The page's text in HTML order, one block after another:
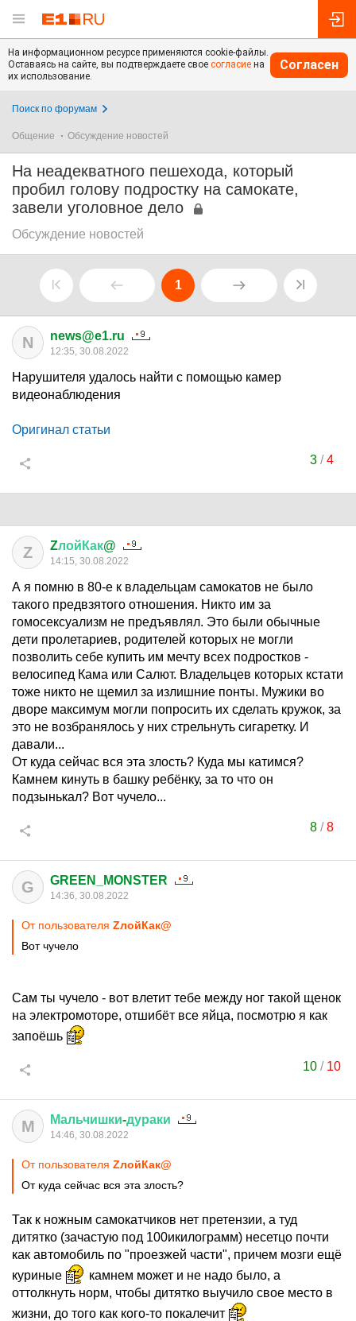
На информационном ресурсе применяются cookie-файлы.
Оставаясь на сайте, вы подтверждаете свое согласие на
их использование.
Согласен
Поиск по форумам
Общение Обсуждение новостей
На неадекватного пешехода, который
пробил голову подростку на самокате,
завели уголовное дело
Обсуждение новостей
1
N news@e1.ru
12:35, 30.08.2022
Нарушителя удалось найти с помощью камер
видеонаблюдения
Оригинал статьи
3/4
Z ZлойКак@
14:15, 30.08.2022
А я помню в 80-е к владельцам самокатов не было
такого предвзятого отношения. Никто им за
гомосексуализм не предъявлял. Это были обычные
дети пролетариев, родителей которых не могли
позволить себе купить им мечту всех подростков -
велосипед Кама или Салют. Владельцев которых кстати
тоже никто не щемил за излишние понты. Мужики во
дворе максимум могли попросить их сделать кружок, за
это не возбранялось у них стрельнуть сигаретку. И
давали...
От куда сейчас вся эта злость? Куда мы катимся?
Камнем кинуть в башку ребёнку, за то что он
подзынькал? Вот чучело...
8/8
G GREEN_MONSTER
14:36, 30.08.2022
От пользователя ZлойКак@
Вот чучело
Сам ты чучело - вот влетит тебе между ног такой щенок
на электромоторе, отшибёт все яйца, посмотрю я как
запоёшь
10/ 10
М Мальчишки-дураки
14:46, 30.08.2022
От пользователя ZлойКак@
От куда сейчас вся эта злость?
Так к ножным самокатчиков нет претензии, а туд
дитятко (зачастую под 100икилограмм) несетцо почти
как автомобиль по "проезжей части", причем мозги ещё
куриные
камнем может и не надо было, а
оттолкнуть норм, чтобы дитятко выучило свое место в
жизни, до того как кого-то покалечит